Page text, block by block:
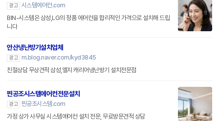
광고 시스템에어컨.com
BIN-시스템은 삼성,LG의 정품 에어컨을 합리적인 가격으로 설치해 드립
니다
안산냉난방기설치업체
광고
m.blog.naver.com/kyd3845
친절상담 무상견적 삼성,엘지 캐리어냉난방기 설치전문점
찐공조시스템에어컨전문설치
광고 찐공조시스템.com
가정 상가 사무실 시스템에어컨 설치 전문, 무료방문견적 상담